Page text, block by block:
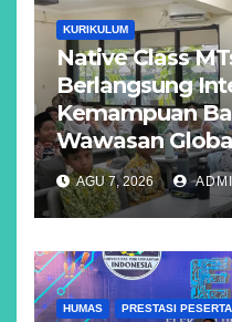
KURIKULUM
Native Class
Berlangsung
Kemampuan
Wawasan
AGU 7, 2026
HUMAS PRESTASI